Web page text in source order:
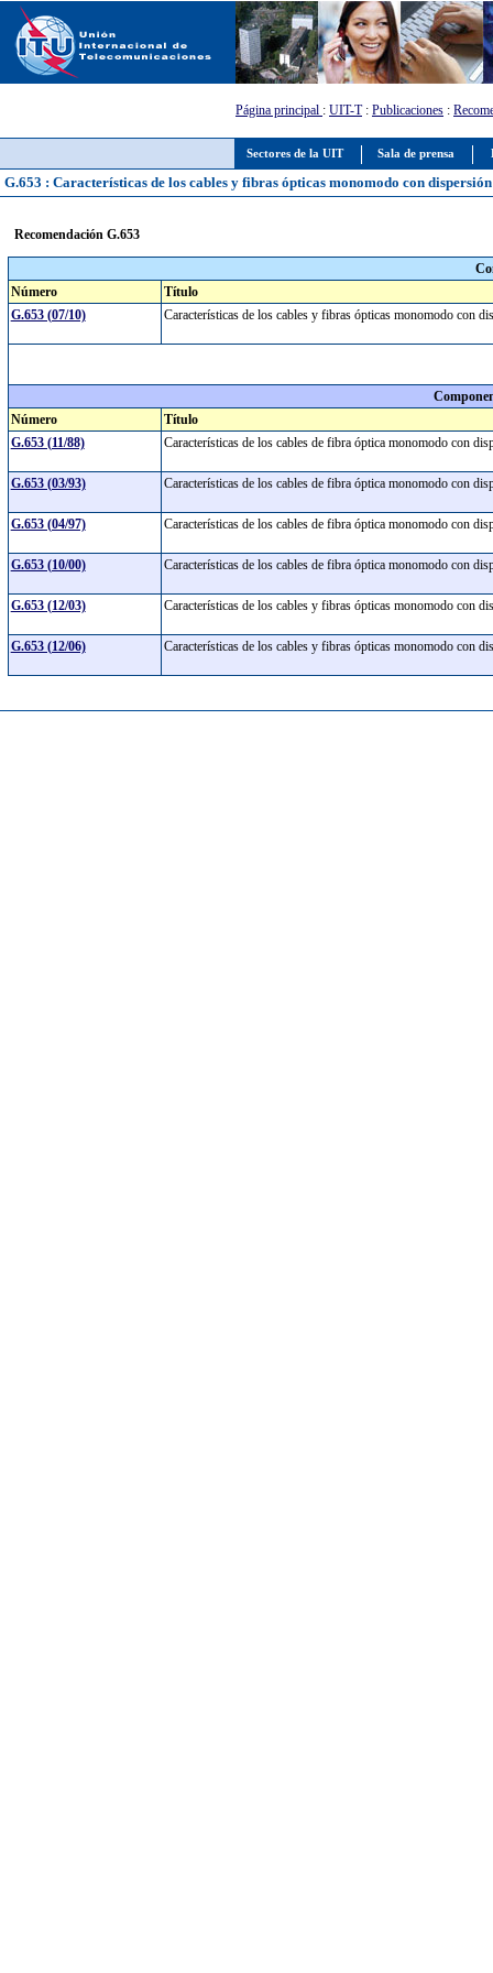
Sectores de la UIT Sala de prensa
Página principal : UIT-T: Publicaciones :
G.653 : Características de los cables y fibras ópticas monomodo con
Recomendación G.653
Número
Título
G.653 (07/10)
Características de los cables y fibras ópticas monomodo con
Número
Título
G.653 (11/88)
Características de los cables de fibra óptica monomodo con
G.653 (03/93) Características de los cables de fibra óptica monomodo con
G.653 (04/97) Características de los cables de fibra óptica monomodo con
G.653 (10/00) Características de los cables de fibra óptica monomodo con
G.653 (12/03) Características de los cables y fibras ópticas monomodo con
G.653 (12/06) Características de los cables y fibras ópticas monomodo con